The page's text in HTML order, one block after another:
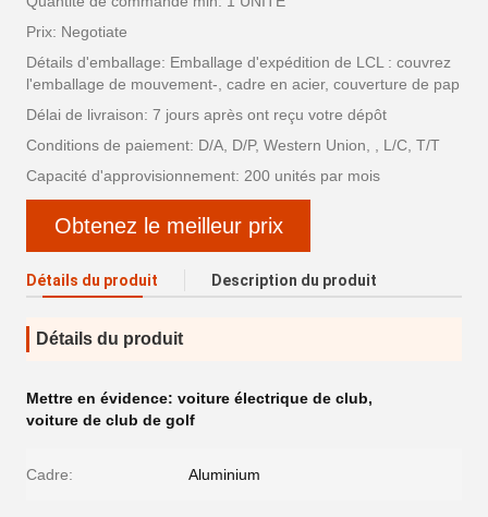
Prix: Negotiate
Détails d'emballage: Emballage d'expédition de LCL : couvrez
l'emballage de mouvement-, cadre en acier, couverture de pap
Délai de livraison: 7 jours après ont reçu votre dépôt
Conditions de paiement: D/A, D/P, Western Union, , L/C, T/T
Capacité d'approvisionnement: 200 unités par mois
Obtenez le meilleur prix
Détails du produit Description du produit
Détails du produit
Mettre en évidence: voiture électrique de club,
voiture de club de golf
Cadre: Aluminium